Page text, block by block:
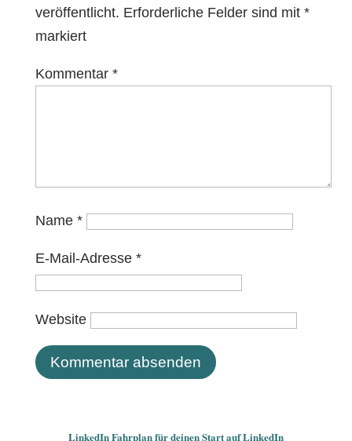
veröffentlicht. Erforderliche Felder sind mit *
markiert
Kommentar *
Name *
E-Mail-Adresse *
Website
LinkedIn Fahrplan für deinen Start auf LinkedIn